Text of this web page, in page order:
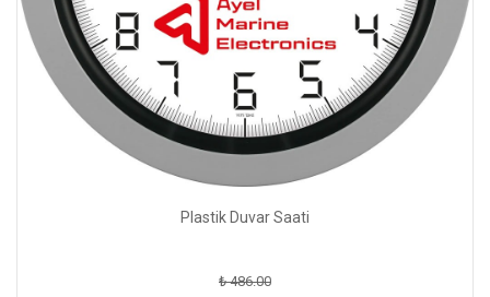
Plastik Duvar Saati
₺ 486.00